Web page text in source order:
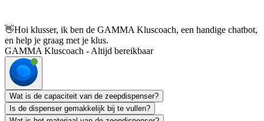
👋Hoi klusser, ik ben de GAMMA Kluscoach, een handige chatbot,
en help je graag met je klus.
GAMMA Kluscoach - Altijd bereikbaar
Wat is de capaciteit van de zeepdispenser?
Is de dispenser gemakkelijk bij te vullen?